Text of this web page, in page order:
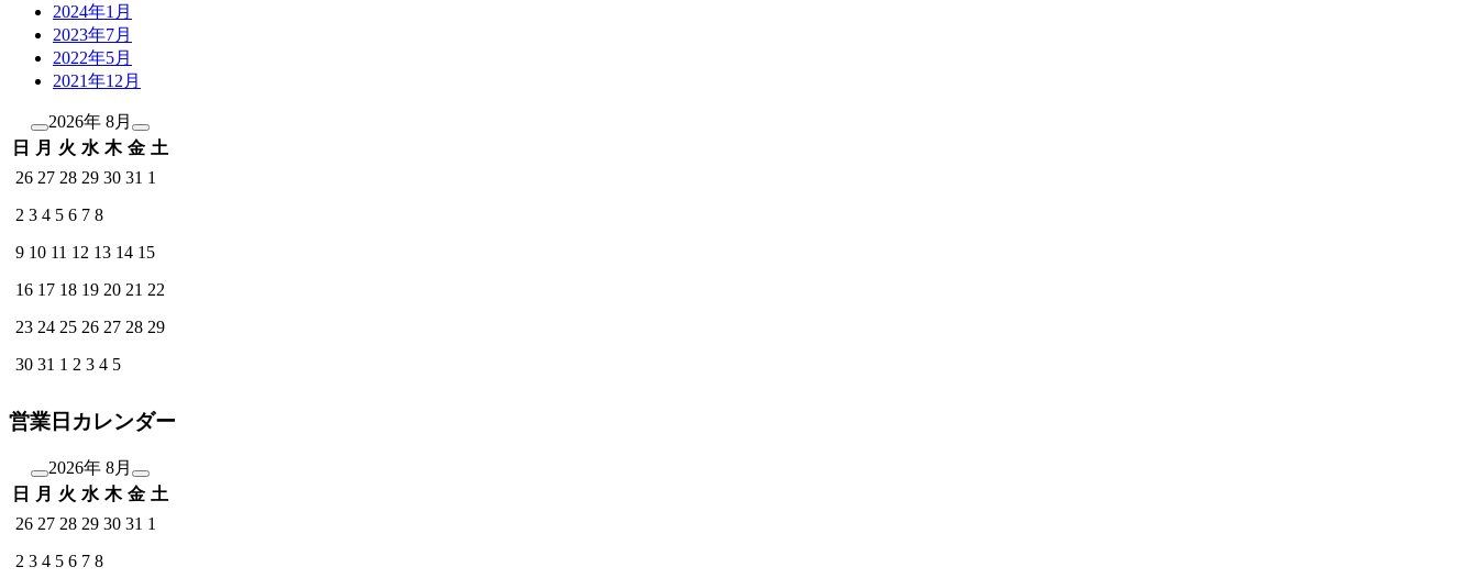
2024年1月
2023年7月
2022年5月
2021年12月
2026年 8月
日
月 火 水 木 金 土
26 27 28 29 30 31 1
2 3 4 5 6 7 8
9 10 11 12 13 14 15
16 17 18 19 20 21 22
23 24 25 26 27 28 29
30 31 1 2 3 4 5
営業日カレンダー
2026年 8月
日
月 火 水 木 金 土
26 27 28 29 30 31 1
2 3 4 5 6 7 8